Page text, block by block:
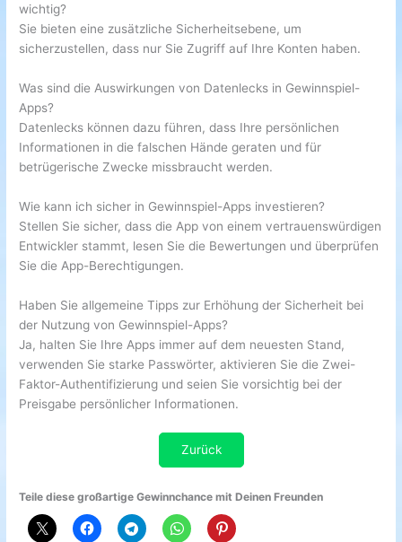
wichtig?
Sie bieten eine zusätzliche Sicherheitsebene, um
sicherzustellen, dass nur Sie Zugriff auf Ihre Konten haben.
Was sind die Auswirkungen von Datenlecks in Gewinnspiel-
Apps?
Datenlecks können dazu führen, dass Ihre persönlichen
Informationen in die falschen Hände geraten und für
betrügerische Zwecke missbraucht werden.
Wie kann ich sicher in Gewinnspiel-Apps investieren?
Stellen Sie sicher, dass die App von einem vertrauenswürdigen
Entwickler stammt, lesen Sie die Bewertungen und überprüfen
Sie die App-Berechtigungen.
Haben Sie allgemeine Tipps zur Erhöhung der Sicherheit bei
der Nutzung von Gewinnspiel-Apps?
Ja, halten Sie Ihre Apps immer auf dem neuesten Stand,
verwenden Sie starke Passwörter, aktivieren Sie die Zwei-
Faktor-Authentifizierung und seien Sie vorsichtig bei der
Preisgabe persönlicher Informationen.
Zurück
Teile diese großartige Gewinnchance mit Deinen Freunden